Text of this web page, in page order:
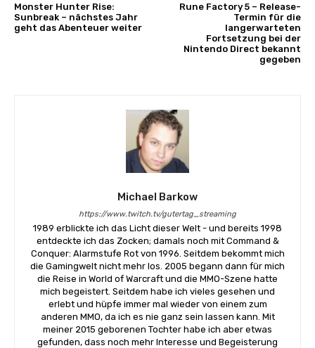
Monster Hunter Rise:
Sunbreak – nächstes Jahr
geht das Abenteuer weiter
Rune Factory 5 – Release-
Termin für die
langerwarteten
Fortsetzung bei der
Nintendo Direct bekannt
gegeben
Michael Barkow
https://www.twitch.tv/gutertag_streaming
1989 erblickte ich das Licht dieser Welt - und bereits 1998
entdeckte ich das Zocken; damals noch mit Command &
Conquer: Alarmstufe Rot von 1996. Seitdem bekommt mich
die Gamingwelt nicht mehr los. 2005 begann dann für mich
die Reise in World of Warcraft und die MMO-Szene hatte
mich begeistert. Seitdem habe ich vieles gesehen und
erlebt und hüpfe immer mal wieder von einem zum
anderen MMO, da ich es nie ganz sein lassen kann. Mit
meiner 2015 geborenen Tochter habe ich aber etwas
gefunden, dass noch mehr Interesse und Begeisterung